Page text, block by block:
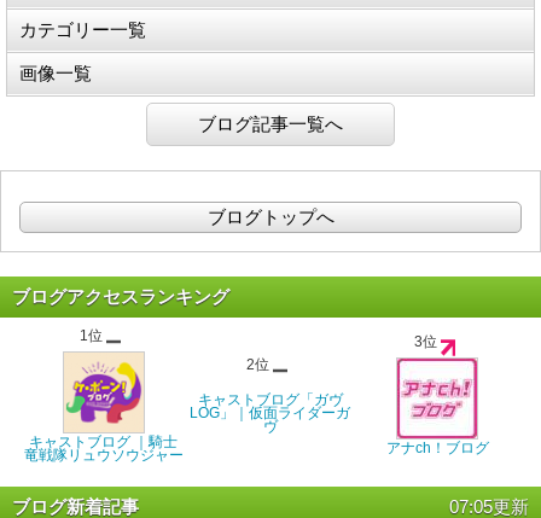
カテゴリー一覧
画像一覧
ブログ記事一覧へ
ブログトップへ
ブログアクセスランキング
1位
キャストブログ ｜騎士
竜戦隊リュウソウジャー
2位
キャストブログ「ガヴ
LOG」｜仮面ライダーガ
ヴ
3位
アナch！ブログ
ブログ新着記事 07:05更新